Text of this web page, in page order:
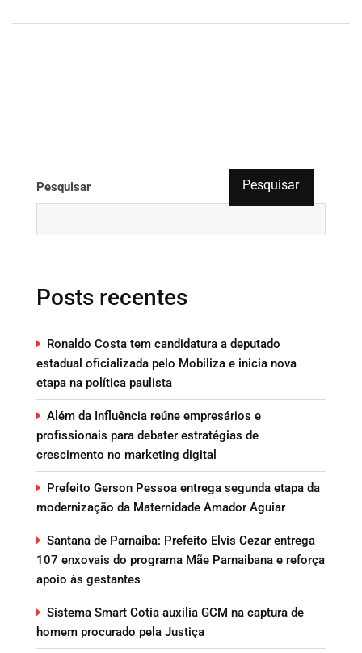
Pesquisar Pesquisar
Posts recentes
Ronaldo Costa tem candidatura a deputado
estadual oficializada pelo Mobiliza e inicia nova
etapa na política paulista
Além da Influência reúne empresários e
profissionais para debater estratégias de
crescimento no marketing digital
Prefeito Gerson Pessoa entrega segunda etapa da
modernização da Maternidade Amador Aguiar
Santana de Parnaíba: Prefeito Elvis Cezar entrega
107 enxovais do programa Mãe Parnaibana e reforça
apoio às gestantes
Sistema Smart Cotia auxilia GCM na captura de
homem procurado pela Justiça